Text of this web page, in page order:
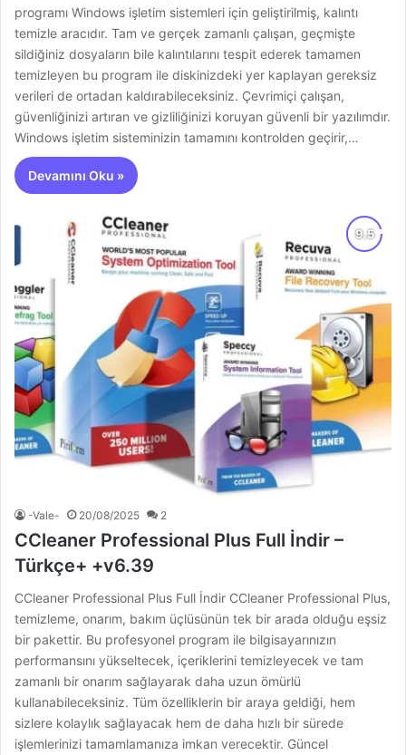
programı Windows işletim sistemleri için geliştirilmiş, kalıntı
temizle aracıdır. Tam ve gerçek zamanlı çalışan, geçmişte
sildiğiniz dosyaların bile kalıntılarını tespit ederek tamamen
temizleyen bu program ile diskinizdeki yer kaplayan gereksiz
verileri de ortadan kaldırabileceksiniz. Çevrimiçi çalışan,
güvenliğinizi artıran ve gizliliğinizi koruyan güvenli bir yazılımdır.
Windows işletim sisteminizin tamamını kontrolden geçirir,…
Devamını Oku »
-Vale- 20/08/2025 2
CCleaner Professional Plus Full İndir –
Türkçe+ +v6.39
CCleaner Professional Plus Full İndir CCleaner Professional Plus,
temizleme, onarım, bakım üçlüsünün tek bir arada olduğu eşsiz
bir pakettir. Bu profesyonel program ile bilgisayarınızın
performansını yükseltecek, içeriklerini temizleyecek ve tam
zamanlı bir onarım sağlayarak daha uzun ömürlü
kullanabileceksiniz. Tüm özelliklerin bir araya geldiği, hem
sizlere kolaylık sağlayacak hem de daha hızlı bir sürede
işlemlerinizi tamamlamanıza imkan verecektir. Güncel